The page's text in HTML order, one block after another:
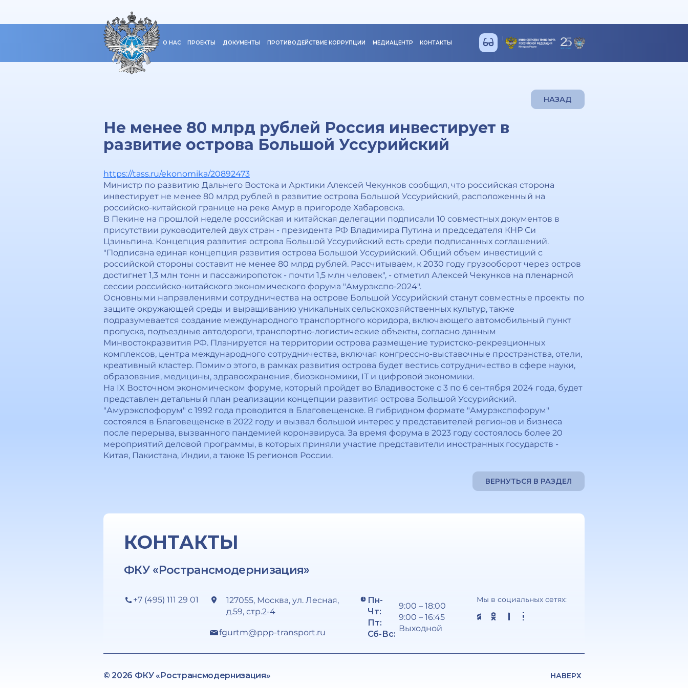
О НАС ПРОЕКТЫ ДОКУМЕНТЫ ПРОТИВОДЕЙСТВИЕ КОРРУПЦИИ МЕДИАЦЕНТР КОНТАКТЫ
НАЗАД
Не менее 80 млрд рублей Россия инвестирует в
развитие острова Большой Уссурийский
https://tass.ru/ekonomika/20892473
Министр по развитию Дальнего Востока и Арктики Алексей Чекунков сообщил, что российская сторона
инвестирует не менее 80 млрд рублей в развитие острова Большой Уссурийский, расположенный на
российско-китайской границе на реке Амур в пригороде Хабаровска.
В Пекине на прошлой неделе российская и китайская делегации подписали 10 совместных документов в
присутствии руководителей двух стран - президента РФ Владимира Путина и председателя КНР Си
Цзиньпина. Концепция развития острова Большой Уссурийский есть среди подписанных соглашений.
"Подписана единая концепция развития острова Большой Уссурийский. Общий объем инвестиций с
российской стороны составит не менее 80 млрд рублей. Рассчитываем, к 2030 году грузооборот через остров
достигнет 1,3 млн тонн и пассажиропоток - почти 1,5 млн человек", - отметил Алексей Чекунков на пленарной
сессии российско-китайского экономического форума "Амурэкспо-2024".
Основными направлениями сотрудничества на острове Большой Уссурийский станут совместные проекты по
защите окружающей среды и выращиванию уникальных сельскохозяйственных культур, также
подразумевается создание международного транспортного коридора, включающего автомобильный пункт
пропуска, подъездные автодороги, транспортно-логистические объекты, согласно данным
Минвостокразвития РФ. Планируется на территории острова размещение туристско-рекреационных
комплексов, центра международного сотрудничества, включая конгрессно-выставочные пространства, отели,
креативный кластер. Помимо этого, в рамках развития острова будет вестись сотрудничество в сфере науки,
образования, медицины, здравоохранения, биоэкономики, IT и цифровой экономики.
На IX Восточном экономическом форуме, который пройдет во Владивостоке с 3 по 6 сентября 2024 года, будет
представлен детальный план реализации концепции развития острова Большой Уссурийский.
"Амурэкспофорум" с 1992 года проводится в Благовещенске. В гибридном формате "Амурэкспофорум"
состоялся в Благовещенске в 2022 году и вызвал большой интерес у представителей регионов и бизнеса
после перерыва, вызванного пандемией коронавируса. За время форума в 2023 году состоялось более 20
мероприятий деловой программы, в которых приняли участие представители иностранных государств -
Китая, Пакистана, Индии, а также 15 регионов России.
ВЕРНУТЬСЯ В РАЗДЕЛ
КОНТАКТЫ
ФКУ «Ространсмодернизация»
+7 (495) 111 29 01
127055, Москва, ул. Лесная,
д.59, стр.2-4
fgurtm@ppp-transport.ru
Пн-
Чт:
Пт:
Сб-Вс:
9:00 – 18:00
9:00 – 16:45
Выходной
Мы в социальных сетях:
© 2026 ФКУ «Ространсмодернизация» НАВЕРХ